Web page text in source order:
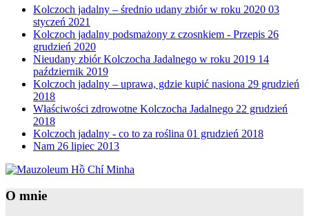
Kolczoch jadalny – średnio udany zbiór w roku 2020 03
styczeń 2021
Kolczoch jadalny podsmażony z czosnkiem - Przepis 26
grudzień 2020
Nieudany zbiór Kolczocha Jadalnego w roku 2019 14
październik 2019
Kolczoch jadalny – uprawa, gdzie kupić nasiona 29 grudzień
2018
Właściwości zdrowotne Kolczocha Jadalnego 22 grudzień
2018
Kolczoch jadalny - co to za roślina 01 grudzień 2018
Nam 26 lipiec 2013
O mnie